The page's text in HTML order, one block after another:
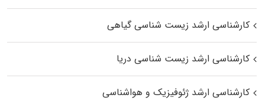
کارشناسی ارشد زیست‌ شناسی گیاهی
کارشناسی ارشد زیست‌ شناسی دریا
کارشناسی ارشد ژئوفیزیک و هواشناسی